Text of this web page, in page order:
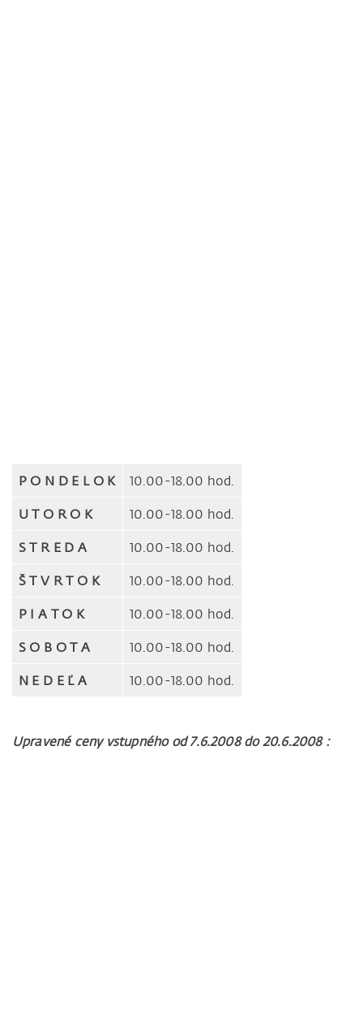
P O N D E L O K 10.00-18.00 hod.
U T O R O K 10.00-18.00 hod.
S T R E D A 10.00-18.00 hod.
Š T V R T O K 10.00-18.00 hod.
P I A T O K 10.00-18.00 hod.
S O B O T A 10.00-18.00 hod.
N E D E Ľ A 10.00-18.00 hod.
Upravené ceny vstupného od 7.6.2008 do 20.6.2008 :